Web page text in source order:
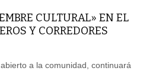
CULTURAL» EN EL
Y CORREDORES
a la comunidad, continuará